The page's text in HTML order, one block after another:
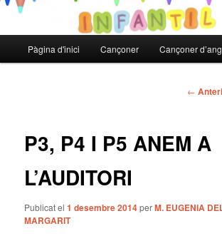
principal
Aneu
principal
Pàgina d'inici Cançoner Cançoner
←
P3, P4 I P5 ANEM A
L’AUDITORI
Publicat el1 desembre 2014perM. EUGENIA
MARGARIT